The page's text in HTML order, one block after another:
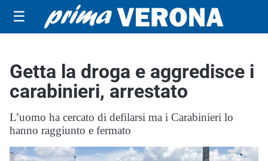
☰
Getta la droga e aggredisce i
carabinieri, arrestato
L’uomo ha cercato di defilarsi ma i Carabinieri lo
hanno raggiunto e fermato